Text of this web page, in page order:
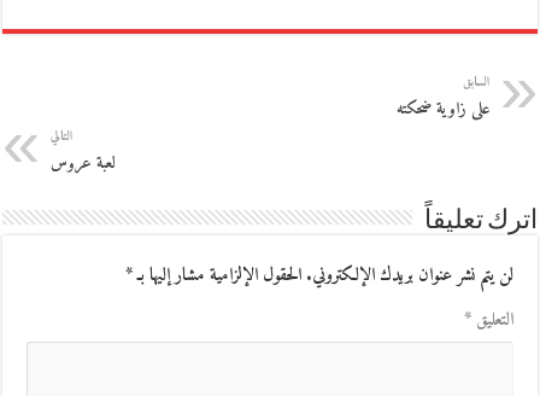
السابق
على زاوية ضحكته
التالي
لعبة عروس
اترك تعليقاً
لن يتم نشر عنوان بريدك الإلكتروني.الحقول الإلزامية مشار إليها بـ*
التعليق*